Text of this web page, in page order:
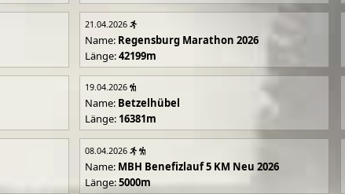
21.04.2026
Name: Regensburg Marathon 2026
Länge:42199m
19.04.2026
Name: Betzelhübel
Länge: 16381m
08.04.2026
Name: MBH Benefizlauf 5 KM Neu 2026
Länge:5000m